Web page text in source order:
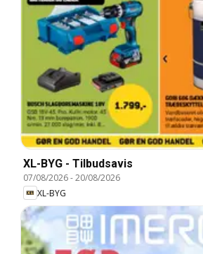
XL-BYG - Tilbudsavis
07/08/2026-20/08/2026
XL-BYG